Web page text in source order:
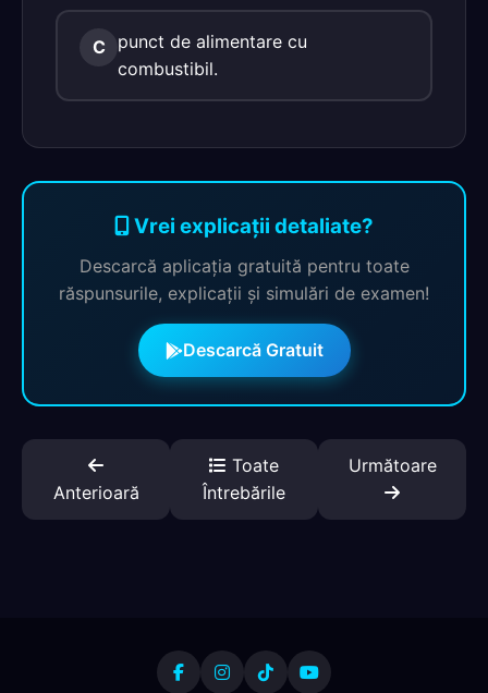
C
punct de alimentare cu
combustibil.
Vrei explicații detaliate?
Descarcă aplicația gratuită pentru toate
răspunsurile, explicații și simulări de examen!
Descarcă Gratuit
Anterioară
Toate
Întrebările
Următoare